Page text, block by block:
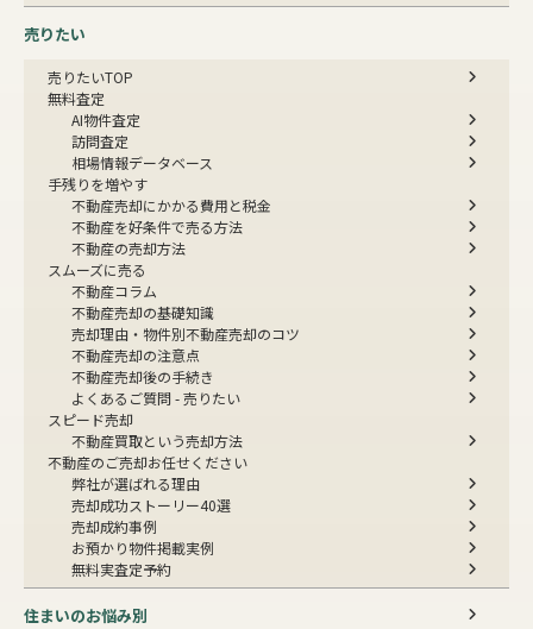
売りたい
売りたいTOP
無料査定
AI物件査定
訪問査定
相場情報データベース
手残りを増やす
不動産売却にかかる費用と税金
不動産を好条件で売る方法
不動産の売却方法
スムーズに売る
不動産コラム
不動産売却の基礎知識
売却理由・物件別不動産売却のコツ
不動産売却の注意点
不動産売却後の手続き
よくあるご質問 - 売りたい
スピード売却
不動産買取という売却方法
不動産のご売却お任せください
弊社が選ばれる理由
売却成功ストーリー40選
売却成約事例
お預かり物件掲載実例
無料実査定予約
住まいのお悩み別